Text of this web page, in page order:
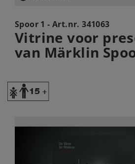
Spoor 1 - Art.nr.341063
Vitrine voor
van Märklin
Y